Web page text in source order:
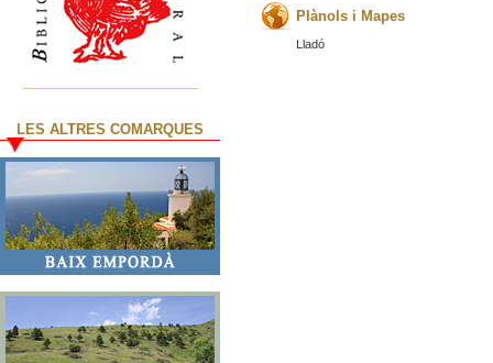
LES ALTRES COMARQUES
Plànols i Mapes
Lladó